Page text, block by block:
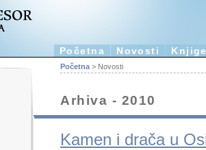
Početna Novosti
Početna > Novosti
Arhiva - 2010
Kamen i drača u